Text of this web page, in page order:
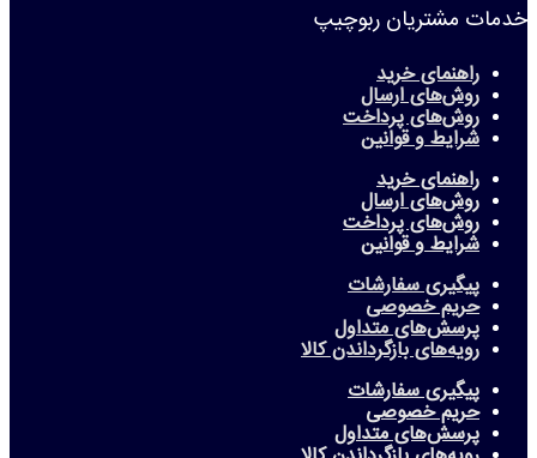
خدمات مشتریان ربوچیپ
راهنمای خرید
روش‌های ارسال
روش‌های پرداخت
شرایط و قوانین
راهنمای خرید
روش‌های ارسال
روش‌های پرداخت
شرایط و قوانین
پیگیری سفارشات
حریم خصوصی
پرسش‌های متداول
رویه‌های بازگرداندن کالا
پیگیری سفارشات
حریم خصوصی
پرسش‌های متداول